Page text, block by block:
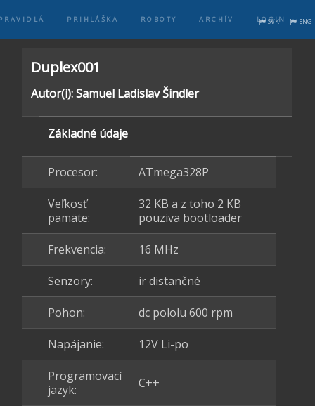
PRIHLÁŠKA ROBOTY ARCHÍV LOGIN
SVK ENG
Duplex001
Autor(i): Samuel Ladislav Šindler
Základné údaje
Procesor: ATmega328P
Veľkosť
pamäte:
32 KB a z toho 2 KB
pouziva bootloader
Frekvencia: 16 MHz
Senzory: ir distančné
Pohon: dc pololu 600 rpm
Napájanie: 12V Li-po
Programovací
jazyk:
C++